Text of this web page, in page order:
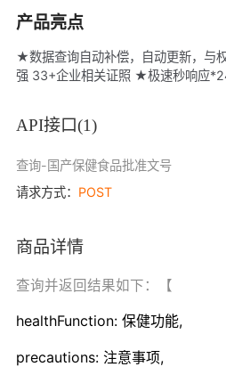
产品亮点
★数据查询自动补偿，自动更新，与
强 33+企业相关证照 ★极速秒响应
API接口(1)
查询-国产保健食品批准文号
请求方式： POST
商品详情
查询并返回结果如下：【
healthFunction: 保健功能,
precautions: 注意事项,